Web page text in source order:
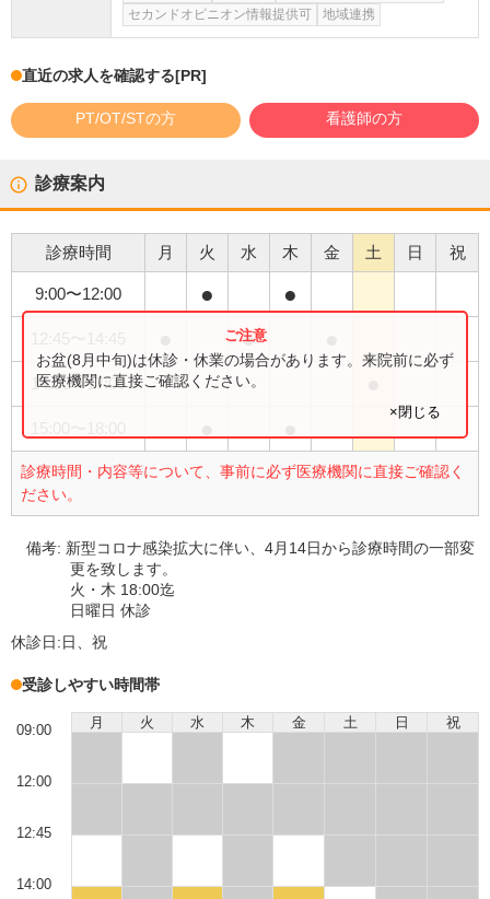
セカンドオピニオン情報提供可
地域連携
直近の求人を確認する[PR]
PT/OT/STの方 看護師の方
診療案内
診療時間 月 火 水 木 金 土 日 祝
9:00〜12:00 ● ●
●
14:00〜17:00
診療時間・内容等について、事前に必ず医療機関に直接ご確認く
ださい。
お盆(8月中旬)は休診・休業の場合があります。来院前に必ず
医療機関に直接ご確認ください。
×閉じる
備考: 新型コロナ感染拡大に伴い、4月14日から診療時間の一部変
更を致します。
火・木 18:00迄
日曜日 休診
休診日:日、祝
受診しやすい時間帯
月 火 水 木 金 土 日 祝
09:00
12:00
12:45
14:00